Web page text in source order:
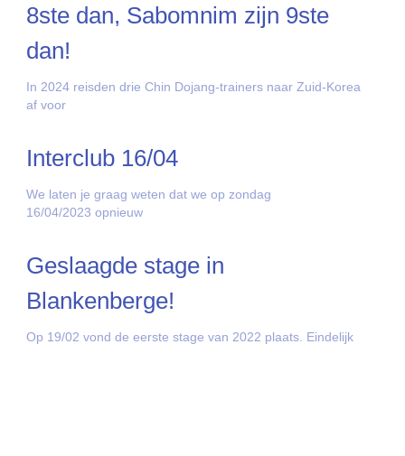
8ste dan, Sabomnim zijn 9ste
dan!
In 2024 reisden drie Chin Dojang-trainers naar Zuid-Korea
af voor
Interclub 16/04
We laten je graag weten dat we op zondag
16/04/2023 opnieuw
Geslaagde stage in
Blankenberge!
Op 19/02 vond de eerste stage van 2022 plaats. Eindelijk